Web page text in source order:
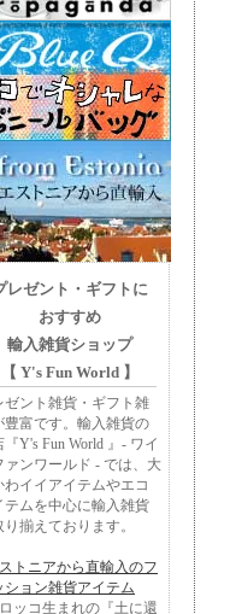
レゼント・ギフトに
おすすめ
輸入雑貨ショップ
【 Y's Fun World 】
ゼント雑貨・ギフト雑
豊富です。輸入雑貨の
『Y's Fun World 』- ワイ
ァンワールド - では、大
わイイアイテムやエコ
テムを中心に輸入雑貨
り揃えております。
トニアから直輸入のフ
ション雑貨アイテム
ッコ生まれの『土に還